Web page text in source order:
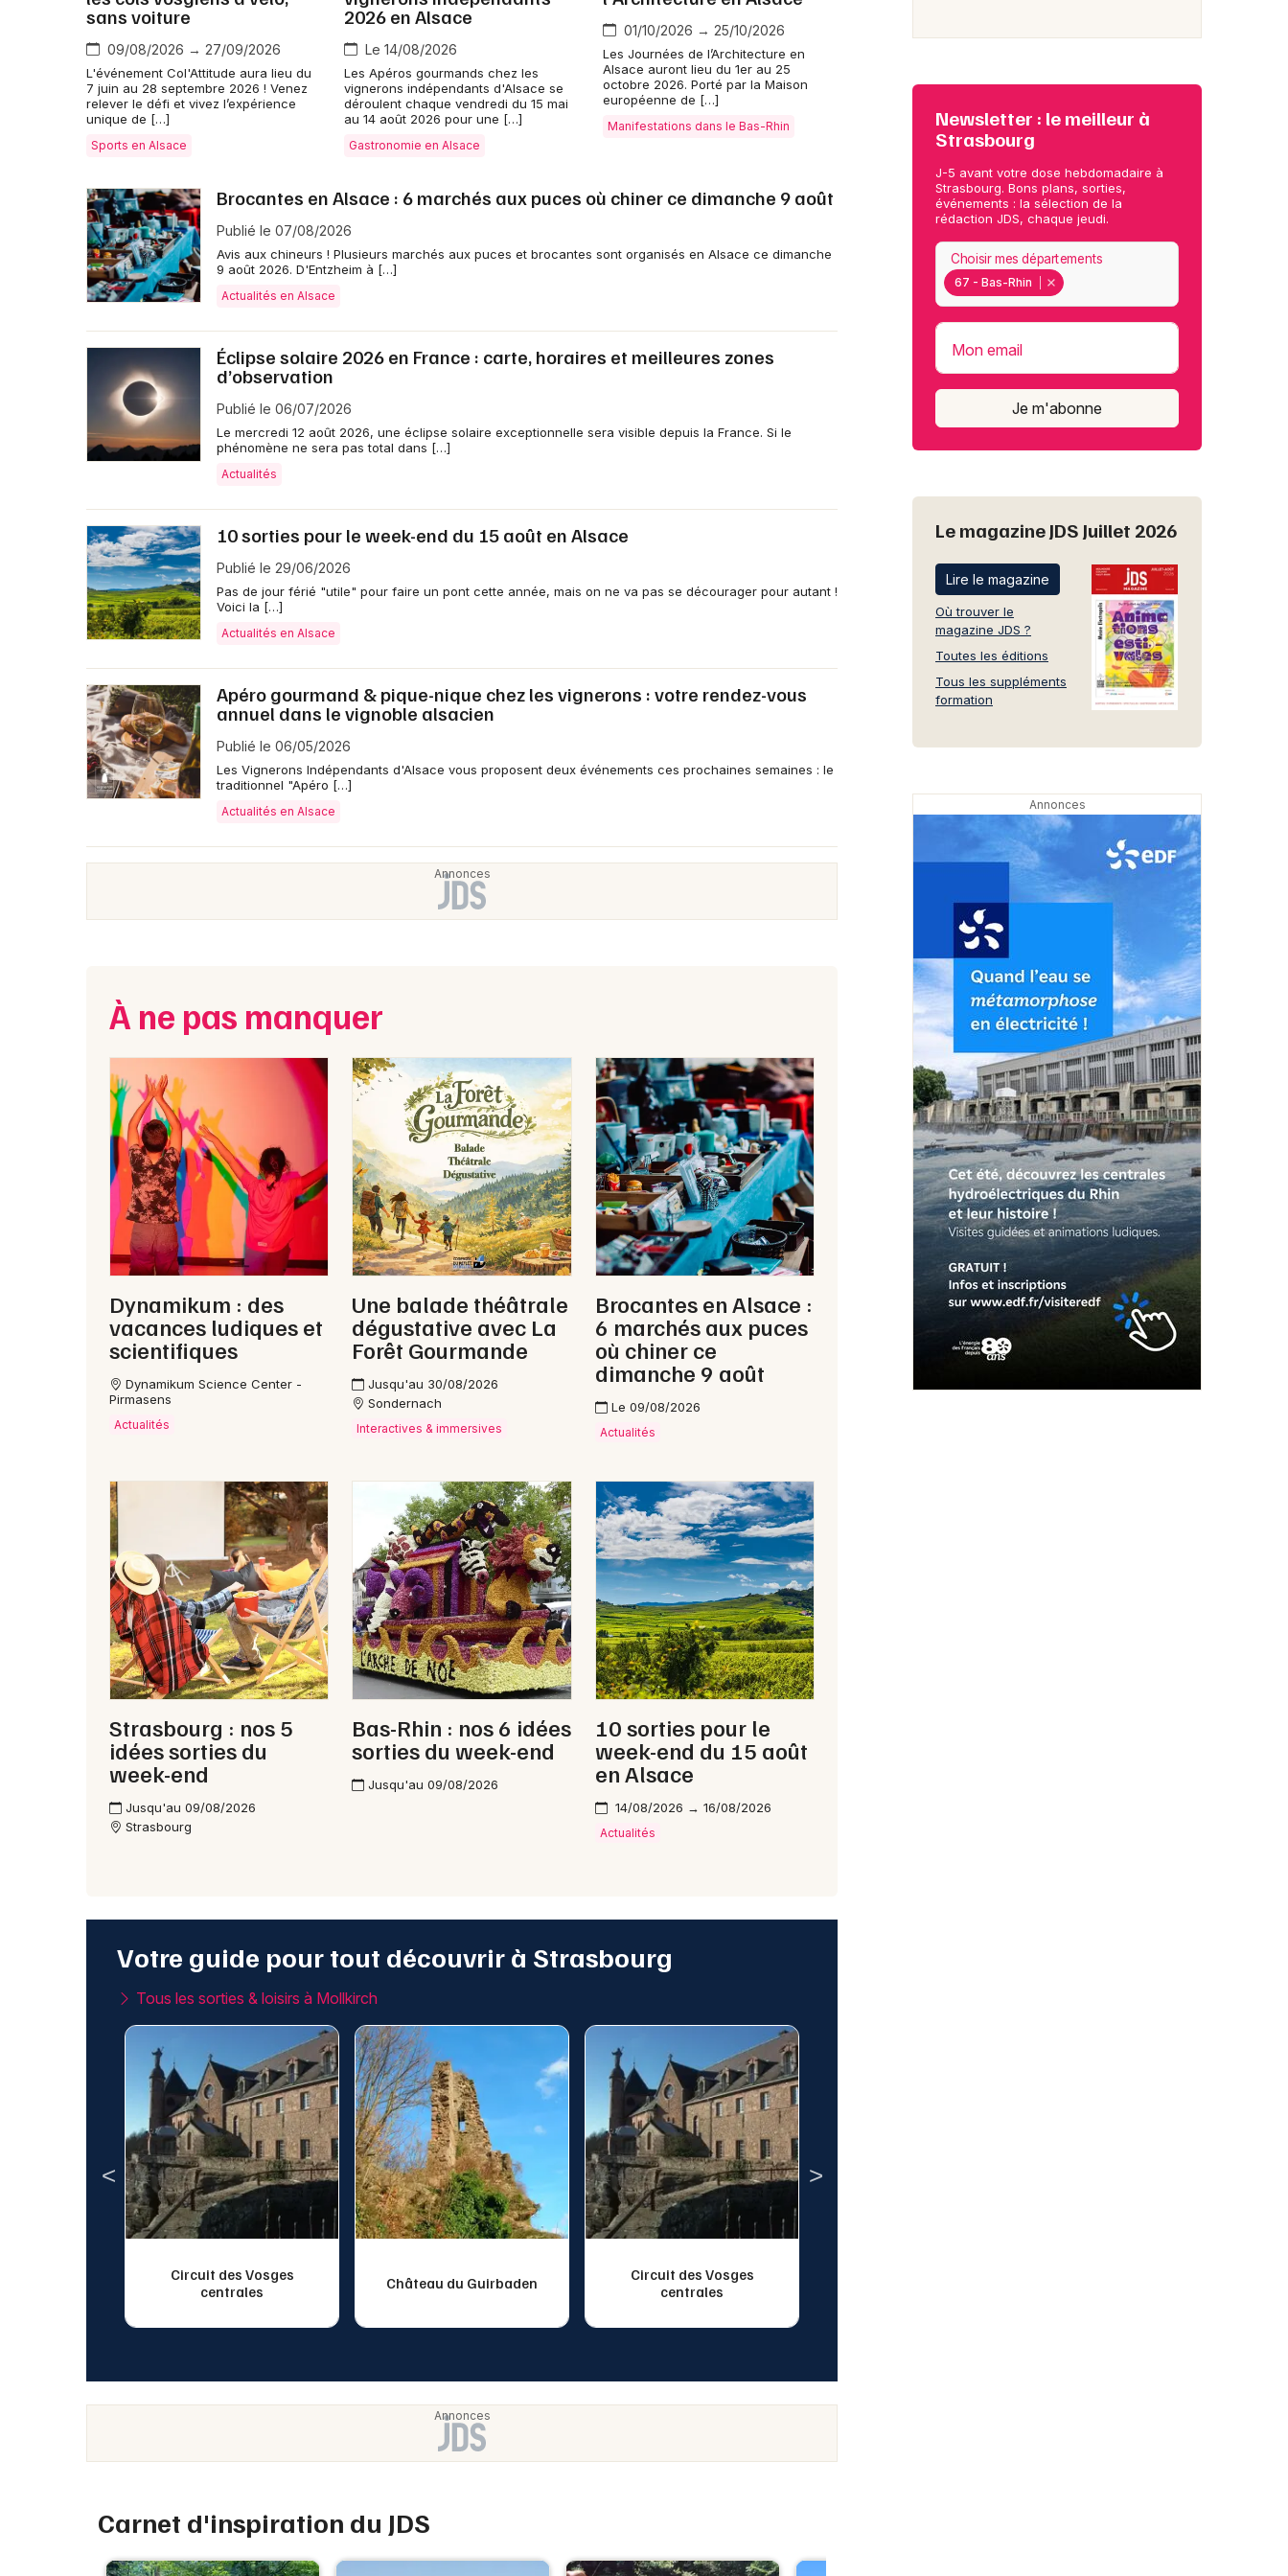
Jeux concours
Artistes en tournée
Actus tourisme & loisirs
Mon email
Je m'abonne
sans voiture
09/08/2026 → 27/09/2026
L'événement Col'Attitude aura lieu du
7 juin au 28 septembre 2026 ! Venez
relever le défi et vivez l’expérience
unique de […]
Sports en Alsace
2026 en Alsace
Le 14/08/2026
Les Apéros gourmands chez les
vignerons indépendants d'Alsace se
déroulent chaque vendredi du 15 mai
au 14 août 2026 pour une […]
Gastronomie en Alsace
01/10/2026 → 25/10/2026
Les Journées de l’Architecture en
Alsace auront lieu du 1er au 25
octobre 2026. Porté par la Maison
européenne de […]
Manifestations dans le Bas-Rhin
Brocantes en Alsace : 6 marchés aux puces où chiner ce dimanche 9 août
Publié le 07/08/2026
Avis aux chineurs ! Plusieurs marchés aux puces et brocantes sont organisés en Alsace ce dimanche
9 août 2026. D'Entzheim à […]
Actualités en Alsace
Éclipse solaire 2026 en France : carte, horaires et meilleures zones
d’observation
Publié le 06/07/2026
Le mercredi 12 août 2026, une éclipse solaire exceptionnelle sera visible depuis la France. Si le
phénomène ne sera pas total dans […]
Actualités
10 sorties pour le week-end du 15 août en Alsace
Publié le 29/06/2026
Pas de jour férié "utile" pour faire un pont cette année, mais on ne va pas se décourager pour autant !
Voici la […]
Actualités en Alsace
Apéro gourmand & pique-nique chez les vignerons : votre rendez-vous
annuel dans le vignoble alsacien
Publié le 06/05/2026
Les Vignerons Indépendants d'Alsace vous proposent deux événements ces prochaines semaines : le
traditionnel "Apéro […]
Actualités en Alsace
À ne pas manquer
Dynamikum : des
vacances ludiques et
scientifiques
Dynamikum Science Center -
Pirmasens
Actualités
Une balade théâtrale
dégustative avec La
Forêt Gourmande
Jusqu'au 30/08/2026
Sondernach
Interactives & immersives
Brocantes en Alsace :
6 marchés aux puces
où chiner ce
dimanche 9 août
Le 09/08/2026
Actualités
Strasbourg : nos 5
idées sorties du
week-end
Jusqu'au 09/08/2026
Strasbourg
Bas-Rhin : nos 6 idées
sorties du week-end
Jusqu'au 09/08/2026
10 sorties pour le
week-end du 15 août
en Alsace
14/08/2026 → 16/08/2026
Actualités
Votre guide pour tout découvrir à Strasbourg
Tous les sorties & loisirs à Mollkirch
Circuit des Vosges
centrales
Château du Guirbaden
Circuit des Vosges
centrales
Carnet d'inspiration du JDS
Newsletter : le meilleur à
Strasbourg
J-5 avant votre dose hebdomadaire à
Strasbourg. Bons plans, sorties,
événements : la sélection de la
rédaction JDS, chaque jeudi.
67 - Bas-Rhin
Choisir mes départements
Mon email
Je m'abonne
Le magazine JDS Juillet 2026
Lire le magazine
Où trouver le
magazine JDS ?
Toutes les éditions
Tous les suppléments
formation